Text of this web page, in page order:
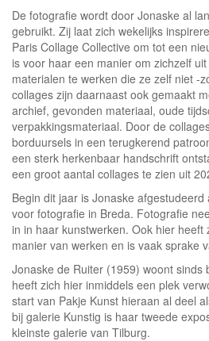
De fotografie wordt door Jonaske al
gebruikt. Zij laat zich wekelijks
Paris Collage Collective om tot een
is voor haar een manier om zichzelf
materialen te werken die ze zelf niet -
collages zijn daarnaast ook gemaakt
archief, gevonden materiaal, oude
verpakkingsmateriaal. Door de
borduursels in een terugkerend
een sterk herkenbaar handschrift
een groot aantal collages te zien uit
Begin dit jaar is Jonaske
voor fotografie in Breda. Fotografie
in in haar kunstwerken. Ook hier heeft
manier van werken en is vaak sprake
Jonaske de Ruiter (1959) woont sinds
heeft zich hier inmiddels een plek
start van Pakje Kunst hieraan al deel
bij galerie Kunstig is haar tweede
kleinste galerie van Tilburg.